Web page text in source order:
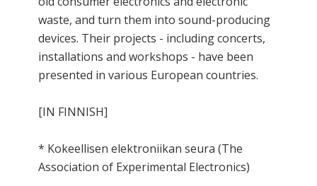
waste, and turn them into sound-producing
devices. Their projects - including concerts,
installations and workshops - have been
presented in various European countries.
[IN FINNISH]
* Kokeellisen elektroniikan seura (The
Association of Experimental Electronics)